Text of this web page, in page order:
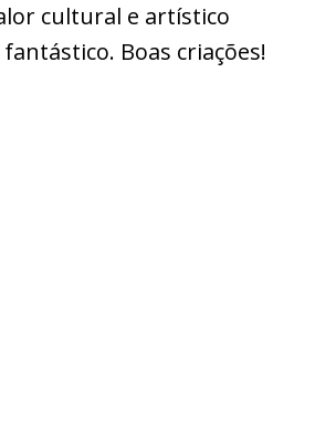
cultural e artístico
Boas criações!